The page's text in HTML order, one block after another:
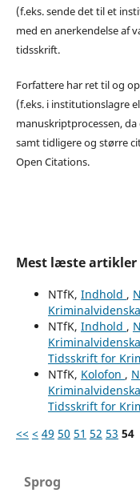
(f.eks. sende det til et
med en anerkendelse
tidsskrift.
Forfattere har ret til og
(f.eks. i institutionslagre
manuskriptprocessen,
samt tidligere og større
Open Citations.
Mest læste artikler
NTfK, Indhold ,
NTfK, Indhold ,
Tidsskrift for
NTfK, Kolofon ,
Tidsskrift for
<< < 49 50 51 52 53 54
Sprog